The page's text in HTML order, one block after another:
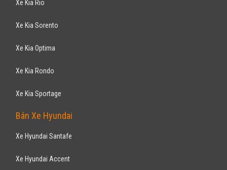
Xe Kia Rio
Xe Kia Sorento
Xe Kia Optima
Xe Kia Rondo
Xe Kia Sportage
Bán Xe Hyundai
Xe Hyundai Santafe
Xe Hyundai Accent